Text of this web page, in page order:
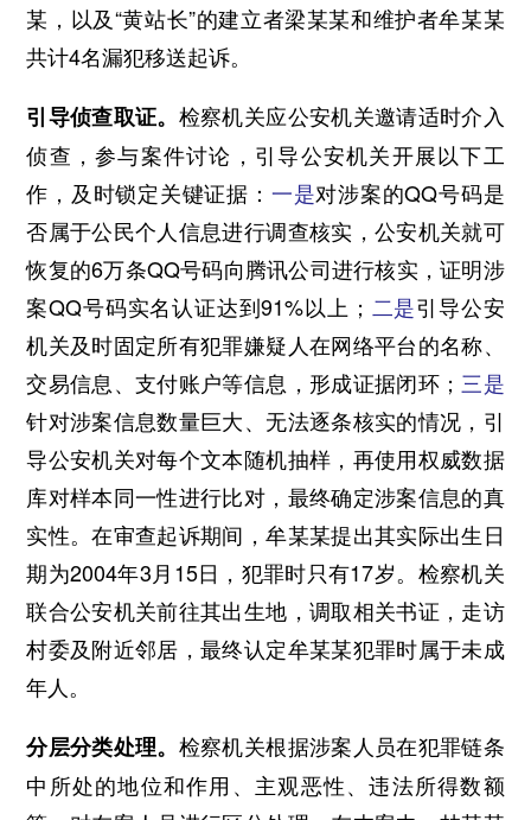
某，以及“黄站长”的建立者梁某某和维护者牟某某
共计4名漏犯移送起诉。
引导侦查取证。 检察机关应公安机关邀请适时介入
侦查，参与案件讨论，引导公安机关开展以下工
作，及时锁定关键证据： 一是对涉案的QQ号码是
否属于公民个人信息进行调查核实，公安机关就可
恢复的6万条QQ号码向腾讯公司进行核实，证明涉
案QQ号码实名认证达到91%以上； 二是引导公安
机关及时固定所有犯罪嫌疑人在网络平台的名称、
交易信息、支付账户等信息，形成证据闭环； 三是
针对涉案信息数量巨大、无法逐条核实的情况，引
导公安机关对每个文本随机抽样，再使用权威数据
库对样本同一性进行比对，最终确定涉案信息的真
实性。在审查起诉期间，牟某某提出其实际出生日
期为2004年3月15日，犯罪时只有17岁。检察机关
联合公安机关前往其出生地，调取相关书证，走访
村委及附近邻居，最终认定牟某某犯罪时属于未成
年人。
分层分类处理。 检察机关根据涉案人员在犯罪链条
中所处的地位和作用、主观恶性、违法所得数额